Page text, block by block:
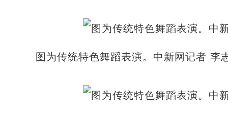
图为传统特色舞蹈表演。中新网记者 李